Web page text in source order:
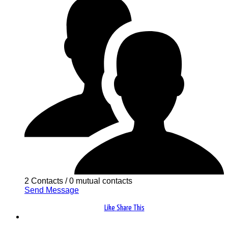
2 Contacts /0 mutual contacts
Send Message
Like Share This